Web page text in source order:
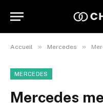
Accueil » Mercedes »
MERCEDES
Mercedes